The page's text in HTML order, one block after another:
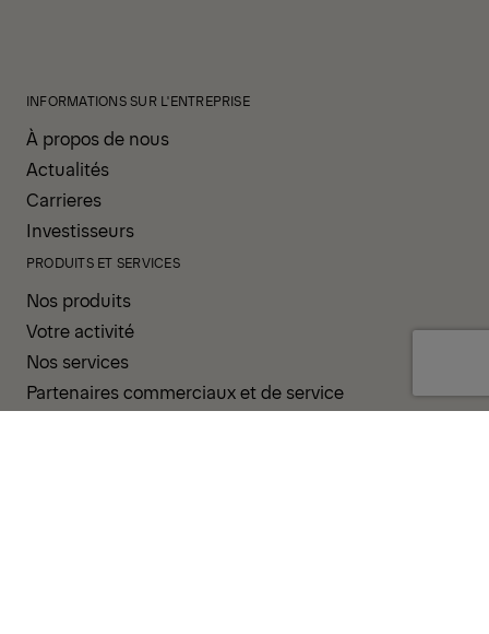
INFORMATIONS SUR L'ENTREPRISE
À propos de nous
Actualités
Carrieres
Investisseurs
PRODUITS ET SERVICES
Nos produits
Votre activité
Nos services
Partenaires commerciaux et de service